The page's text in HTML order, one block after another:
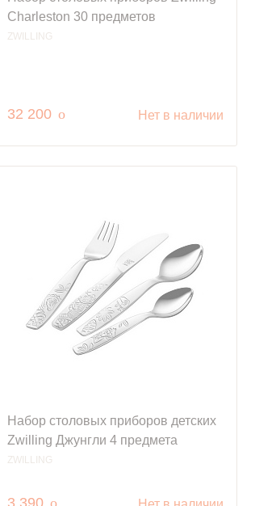
Charleston 30 предметов
ZWILLING
32 200 руб.
o Нет в наличии
Набор столовых приборов детских
Zwilling Джунгли 4 предмета
ZWILLING
3 390 руб.
o